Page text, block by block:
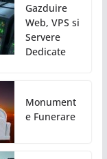
Gazduire
Web, VPS si
Servere
Dedicate
Monument
e Funerare